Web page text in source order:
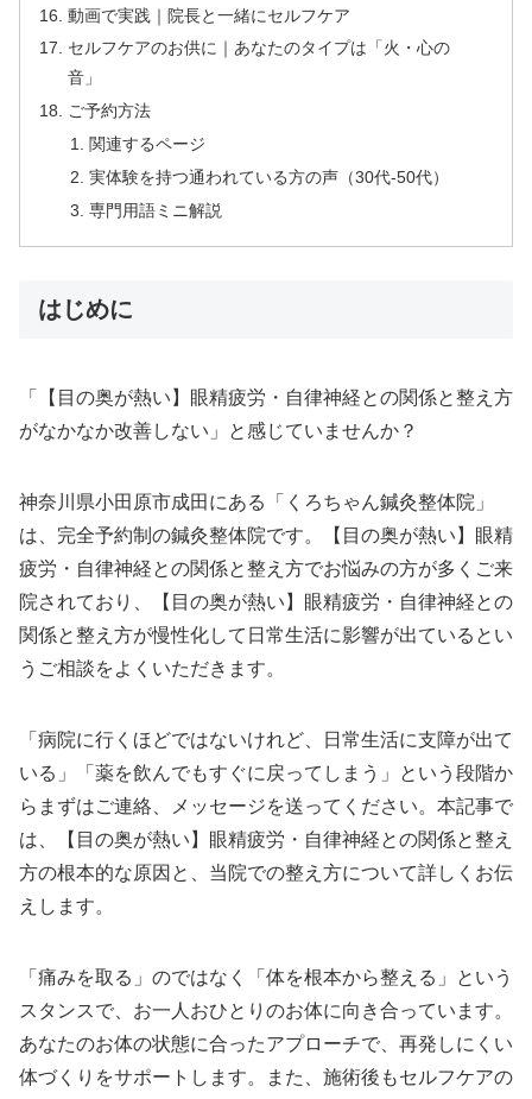
動画で実践｜院長と一緒にセルフケア
セルフケアのお供に｜あなたのタイプは「火・心の
音」
ご予約方法
関連するページ
実体験を持つ通われている方の声（30代-50代）
専門用語ミニ解説
はじめに
「【目の奥が熱い】眼精疲労・自律神経との関係と整え方
がなかなか改善しない」と感じていませんか？
神奈川県小田原市成田にある「くろちゃん鍼灸整体院」
は、完全予約制の鍼灸整体院です。【目の奥が熱い】眼精
疲労・自律神経との関係と整え方でお悩みの方が多くご来
院されており、【目の奥が熱い】眼精疲労・自律神経との
関係と整え方が慢性化して日常生活に影響が出ているとい
うご相談をよくいただきます。
「病院に行くほどではないけれど、日常生活に支障が出て
いる」「薬を飲んでもすぐに戻ってしまう」という段階か
らまずはご連絡、メッセージを送ってください。本記事で
は、【目の奥が熱い】眼精疲労・自律神経との関係と整え
方の根本的な原因と、当院での整え方について詳しくお伝
えします。
「痛みを取る」のではなく「体を根本から整える」という
スタンスで、お一人おひとりのお体に向き合っています。
あなたのお体の状態に合ったアプローチで、再発しにくい
体づくりをサポートします。また、施術後もセルフケアの